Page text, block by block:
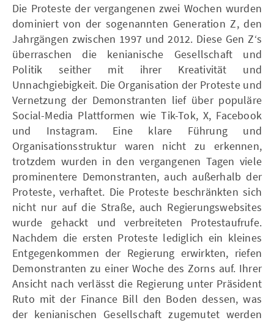
Die Proteste der vergangenen zwei Wochen wurden
dominiert von der sogenannten Generation Z, den
Jahrgängen zwischen 1997 und 2012. Diese Gen Z‘s
überraschen die kenianische Gesellschaft und
Politik seither mit ihrer Kreativität und
Unnachgiebigkeit. Die Organisation der Proteste und
Vernetzung der Demonstranten lief über populäre
Social-Media Plattformen wie Tik-Tok, X, Facebook
und Instagram. Eine klare Führung und
Organisationsstruktur waren nicht zu erkennen,
trotzdem wurden in den vergangenen Tagen viele
prominentere Demonstranten, auch außerhalb der
Proteste, verhaftet. Die Proteste beschränkten sich
nicht nur auf die Straße, auch Regierungswebsites
wurde gehackt und verbreiteten Protestaufrufe.
Nachdem die ersten Proteste lediglich ein kleines
Entgegenkommen der Regierung erwirkten, riefen
Demonstranten zu einer Woche des Zorns auf. Ihrer
Ansicht nach verlässt die Regierung unter Präsident
Ruto mit der Finance Bill den Boden dessen, was
der kenianischen Gesellschaft zugemutet werden